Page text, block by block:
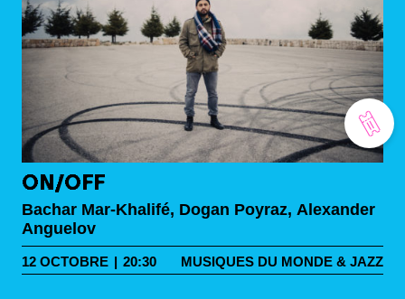
ON/OFF
Bachar Mar-Khalifé, Dogan Poyraz, Alexander
Anguelov
12 OCTOBRE | 20:30 MUSIQUES DU MONDE & JAZZ